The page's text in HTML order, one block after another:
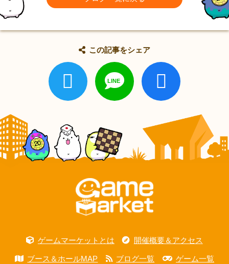
この記事をシェア
ゲームマーケットとは 開催概要＆アクセス
ブース＆ホールMAP ブログ一覧 ゲーム一覧